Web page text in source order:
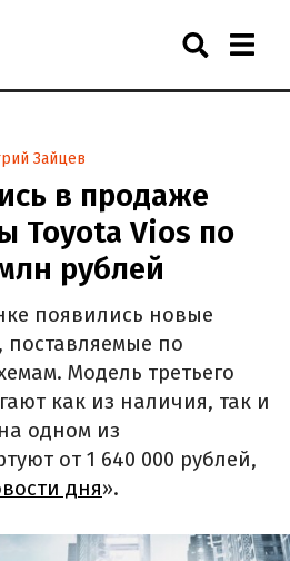
Зайцев
в продаже
Toyota Vios по
рублей
появились новые
поставляемые по
Модель третьего
как из наличия, так и
одном из
от 1 640 000 рублей,
дня».